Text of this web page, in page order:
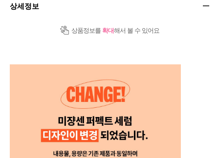
상세정보
상품정보를 확대해서 볼 수 있어요